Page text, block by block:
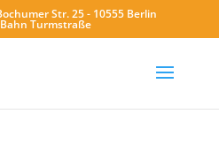
Str. 25 - 10555 Berlin
Turmstraße